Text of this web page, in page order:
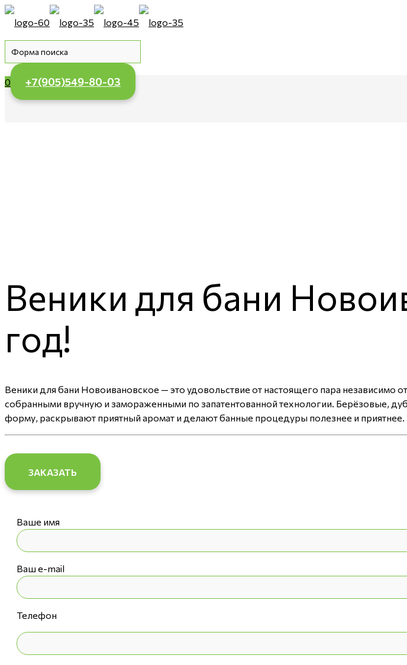
0 +7(905)549-80-03
Веники для бани
год!
Веники для бани Новоивановское — это удовольствие от настоящего пара
собранными вручную и замораженными по запатентованной технологии. Берёзовые,
форму, раскрывают приятный аромат и делают банные процедуры полезнее и
ЗАКАЗАТЬ
Ваше имя
Ваш e-mail
Телефон